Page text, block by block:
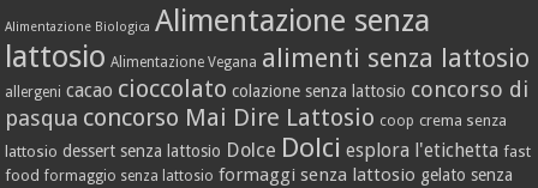
Alimentazione Biologica Alimentazione senza
lattosio Alimentazione Vegana alimenti senza lattosio
allergeni cacao cioccolato colazione senza lattosio concorso di
pasqua concorso Mai Dire Lattosio coop crema senza
lattosio dessert senza lattosio Dolce Dolci esplora l'etichetta fast
food formaggio senza lattosio formaggi senza lattosio gelato senza